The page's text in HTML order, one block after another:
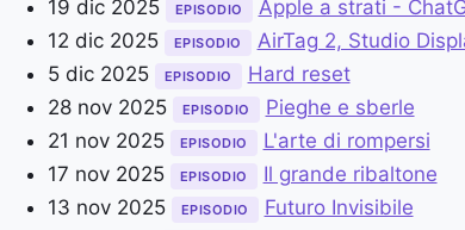
19 dic 2025
EPISODIO
Apple a strati -
12 dic 2025
EPISODIO
AirTag 2, Studio
5 dic 2025
EPISODIO
Hard reset
28 nov 2025
EPISODIO
Pieghe e sberle
21 nov 2025
EPISODIO
L'arte di rompersi
17 nov 2025
EPISODIO
Il grande ribaltone
13 nov 2025
EPISODIO
Futuro Invisibile